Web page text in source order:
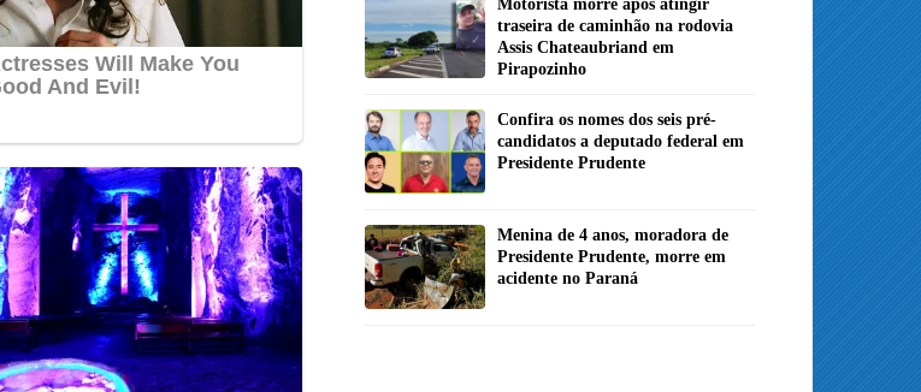
Motorista morre após atingir
traseira de caminhão na rodovia
Assis Chateaubriand em
Pirapozinho
Confira os nomes dos seis pré-
candidatos a deputado federal em
Presidente Prudente
Menina de 4 anos, moradora de
Presidente Prudente, morre em
acidente no Paraná